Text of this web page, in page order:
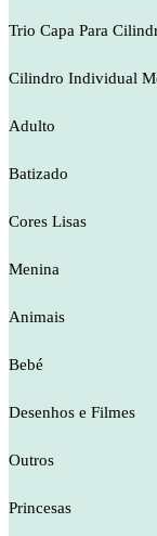
Trio Capa Para
Cilindro Individual
Adulto
Batizado
Cores Lisas
Menina
Animais
Bebé
Desenhos e Filmes
Outros
Princesas